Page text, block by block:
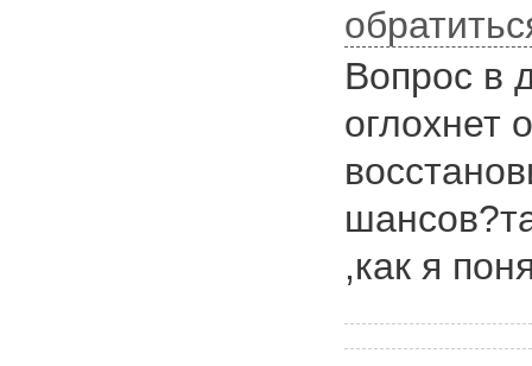
Вопрос в
оглохнет
,как я